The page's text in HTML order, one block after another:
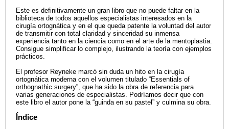
Este es definitivamente un gran libro que no puede faltar en la
biblioteca de todos aquellos especialistas interesados en la
cirugía ortognática y en el que queda patente la voluntad del autor
de transmitir con total claridad y sinceridad su inmensa
experiencia tanto en la ciencia como en el arte de la mentoplastia.
Consigue simplificar lo complejo, ilustrando la teoría con ejemplos
prácticos.
El profesor Reyneke marcó sin duda un hito en la cirugía
ortognática moderna con el volumen titulado “Essentials of
orthognathic surgery”, que ha sido la obra de referencia para
varias generaciones de especialistas. Podríamos decir que con
este libro el autor pone la “guinda en su pastel” y culmina su obra.
Índice